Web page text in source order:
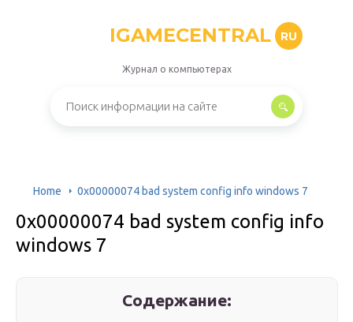
IGAMECENTRAL RU
Журнал о компьютерах
Home 0x00000074 bad system config info windows 7
0x00000074 bad system config info
windows 7
Содержание: